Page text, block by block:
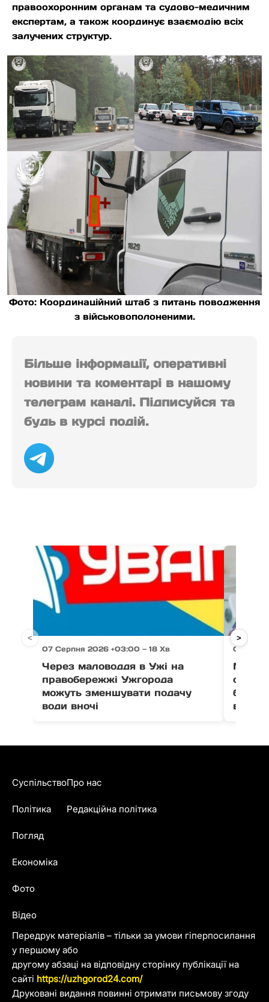
правоохоронним органам та судово-медичним
експертам, а також координує взаємодію всіх
залучених структур.
Фото: Координаційний штаб з питань поводження
з військовополоненими.
Більше інформації, оперативні
новини та коментарі в нашому
телеграм каналі. Підписуйся та
будь в курсі подій.
07 Серпня 2026 +03:00 — 18 Хв
Через маловоддя в Ужі на
правобережжі Ужгорода
можуть зменшувати подачу
води вночі
07
МОМ
від
< >
Передрук матеріалів – тільки за умови гіперпосилання
у першому або
другому абзаці на відповідну сторінку публікації на
сайті https://uzhgorod24.com/
Друковані видання повинні отримати письмову згоду
Суспільство
Політика
Погляд
Економіка
Фото
Відео
Про нас
Редакційна політика